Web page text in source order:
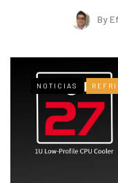
By
NOTICIAS